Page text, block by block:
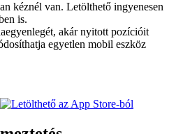
kéznél van. Letölthető ingyenesen
is.
akár nyitott pozícióit
egyetlen mobil eszköz